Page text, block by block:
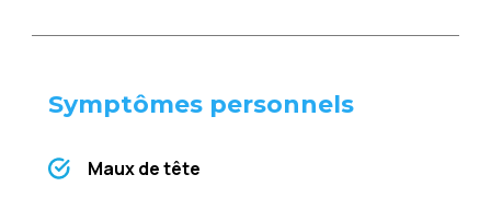
Symptômеs pеrsonnеls
Maux dе têtе